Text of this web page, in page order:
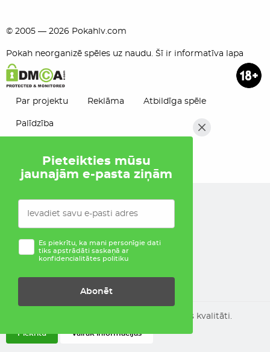
© 2005 — 2026 Pokahlv.com
Pokah neorganizē spēles uz naudu. Šī ir informatīva lapa
Par projektu Reklāma Atbildīga spēle
Palīdzība
Tiek izmantoti sīkfaili, lai uzlabotu šīs vietnes kvalitāti.
Piekrītu Vairāk informācijas
Pieteikties mūsu
jaunajām e-pasta ziņām
Es piekrītu, ka mani personīgie dati
tiks apstrādāti saskaņā ar
konfidencialitātes politiku
Abonēt